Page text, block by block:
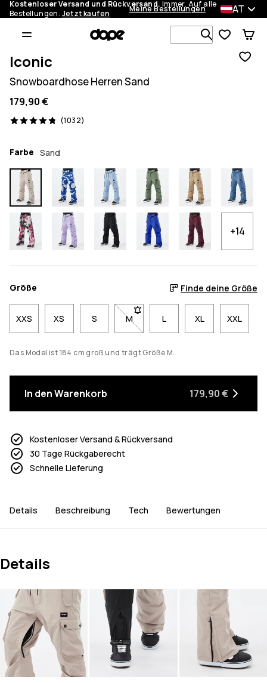
Kostenloser Versand und Rückversand. Immer. Auf alle
Bestellungen. Jetzt kaufen Meine Bestellungen AT
Iconic
Snowboardhose Herren Sand
179,90 €
(1032)
1032 Reviews, 4.8/5
Farbe Sand
+14
Größe Finde deine Größe
XXS XS S M- Größe M nicht verfügbar. Klicke,
L XL XXL
Das Model ist 184 cm groß und trägt Größe M.
In den Warenkorb 179,90 €
Kostenloser Versand & Rückversand
30 Tage Rückgaberecht
Schnelle Lieferung
Details Beschreibung Tech Bewertungen
Details